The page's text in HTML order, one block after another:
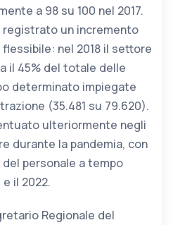
a 98 su 100 nel 2017.
un incremento
nel 2018 il settore
il 45% del totale delle
determinato impiegate
(35.481 su 79.620).
ulteriormente negli
durante la pandemia, con
personale a tempo
il 2022.
Regionale del